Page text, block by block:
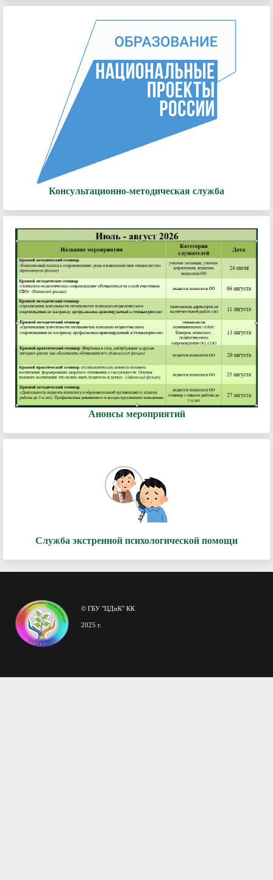
Консультационно-методическая служба
Анонсы мероприятий
Служба экстренной психологической помощи
© ГБУ "ЦДиК" КК
2025 г.